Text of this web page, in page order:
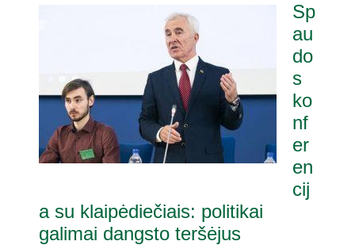
Sp
au
do
s
ko
nf
er
en
cij
a su klaipėdiečiais: politikai
galimai dangsto teršėjus